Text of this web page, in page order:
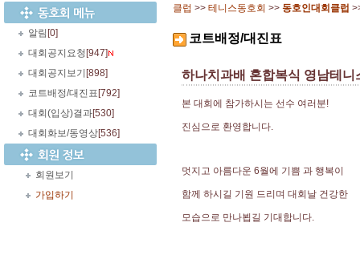
알림 [0]
대회공지요청 [947]
대회공지보기 [898]
코트배정/대진표 [792]
대회(입상)결과[530]
대회화보/동영상[536]
회원보기
가입하기
클럽 >> 테니스동호회 >> 동호인대회클럽
코트배정/대진표
하나치과배 혼합복식 영남테
본 대회에 참가하시는 선수 여러분!
진심으로 환영합니다.
멋지고 아름다운 6월에 기쁨 과 행복이
함께 하시길 기원 드리며 대회날 건강한
모습으로 만나뵙길 기대합니다.